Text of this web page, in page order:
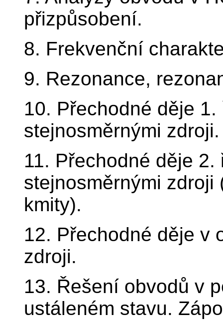
přizpůsobení.
8. Frekvenční
9. Rezonance,
10. Přechodné děje
stejnosměrnými zdroji.
11. Přechodné děje
stejnosměrnými
kmity).
12. Přechodné děje v
zdroji.
13. Řešení obvodů v
ustáleném stavu.